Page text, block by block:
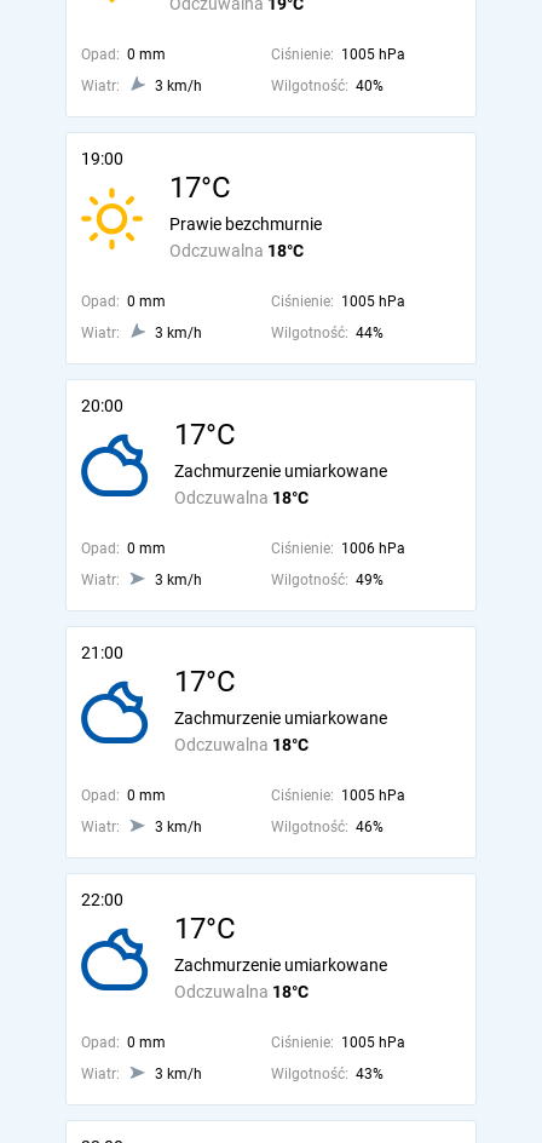
Opad: 0 mm Ciśnienie: 1005 hPa
Wiatr:
3 km/h Wilgotność: 40%
19:00
17°C
Odczuwalna 18°C
Prawie bezchmurnie
Opad: 0 mm Ciśnienie: 1005 hPa
Wiatr:
3 km/h Wilgotność: 44%
20:00
17°C
Odczuwalna 18°C
Zachmurzenie umiarkowane
Opad: 0 mm Ciśnienie: 1006 hPa
Wiatr:
3 km/h Wilgotność: 49%
21:00
17°C
Odczuwalna 18°C
Zachmurzenie umiarkowane
Opad: 0 mm Ciśnienie: 1005 hPa
Wiatr:
3 km/h Wilgotność: 46%
22:00
17°C
Odczuwalna 18°C
Zachmurzenie umiarkowane
Opad: 0 mm Ciśnienie: 1005 hPa
Wiatr:
3 km/h Wilgotność: 43%